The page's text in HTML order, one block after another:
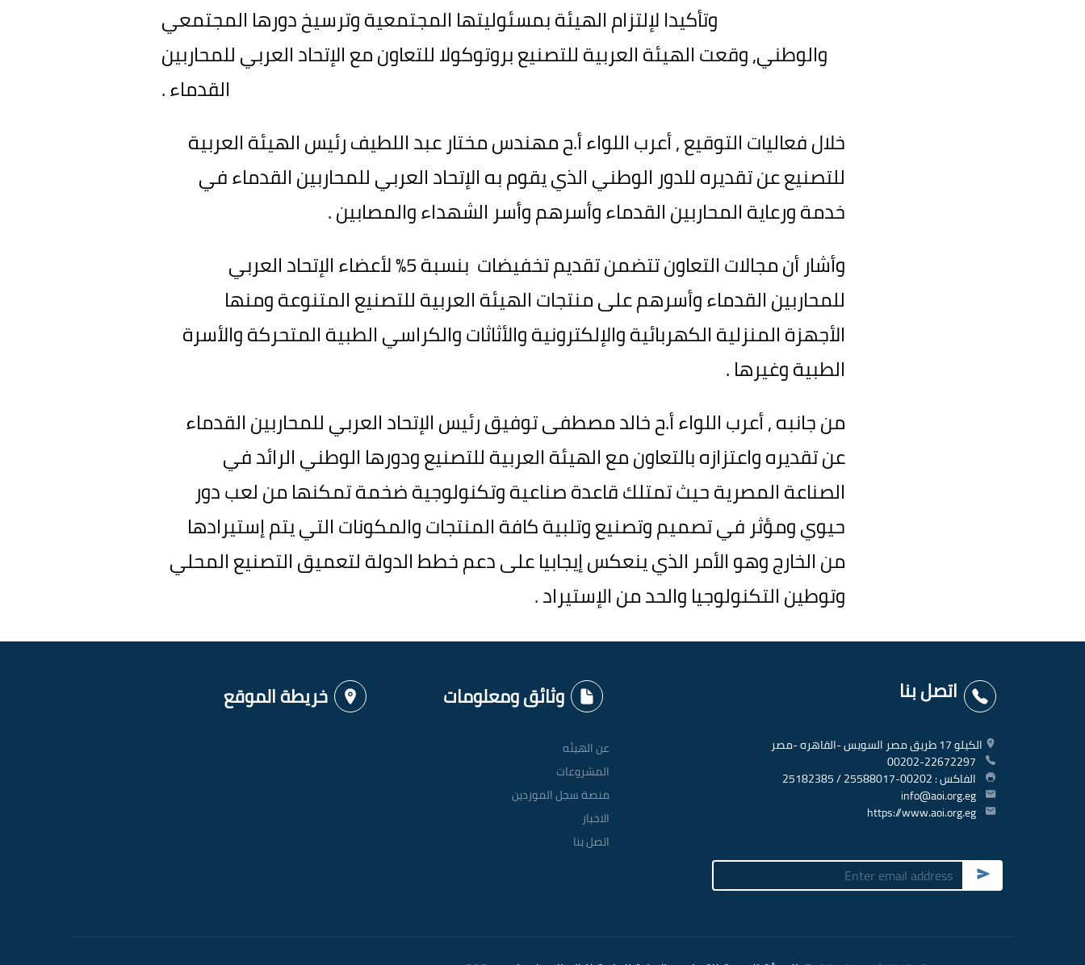
وتأكيدا لإلتزام الهيئة بمسئوليتها المجتمعية وترسيخ دورها المجتمعي
والوطني,وقعت الهيئة العربية للتصنيع بروتوكولا للتعاون مع الإتحاد العربي للمحاربين
القدماء .
خلال فعاليات التوقيع , أعرب اللواء أ.ح مهندس مختار عبد اللطيف رئيس الهيئة العربية
للتصنيع عن تقديره للدور الوطني الذي يقوم به الإتحاد العربي للمحاربين القدماء في
خدمة ورعاية المحاربين القدماء وأسرهم وأسر الشهداء والمصابين .
وأشار أن مجالات التعاون تتضمن تقديم تخفيضات بنسبة 5% لأعضاء الإتحاد العربي
للمحاربين القدماء وأسرهم على منتجات الهيئة العربية للتصنيع المتنوعة ومنها
الأجهزة المنزلية الكهربائية والإلكترونية والأثاثات والكراسي الطبية المتحركة والأسرة
الطبية وغيرها .
من جانبه , أعرب اللواء أ.ح خالد مصطفى توفيق رئيس الإتحاد العربي للمحاربين القدماء
عن تقديره واعتزازه بالتعاون مع الهيئة العربية للتصنيع ودورها الوطني الرائد في
الصناعة المصريةحيث تمتلك قاعدة صناعية وتكنولوجية ضخمة تمكنها من لعب دور
حيوي ومؤثر في تصميم وتصنيع وتلبية كافة المنتجات والمكونات التي يتم إستيرادها
من الخارج وهو الأمر الذي ينعكس إيجابيا على دعم خطط الدولة لتعميق التصنيع المحلي
وتوطين التكنولوجيا والحد من الإستيراد .
اتصل بنا
الكيلو 17 طريق مصر السويس -القاهره -مصر
00202-22672297
الفاكس : 00202-25588017 / 25182385
info@aoi.org.eg
https://www.aoi.org.eg
Submit
وثائق ومعلومات
عن الهيئه
المشروعات
منصة سجل الموردين
الاخبار
اتصل بنا
خريطة الموقع